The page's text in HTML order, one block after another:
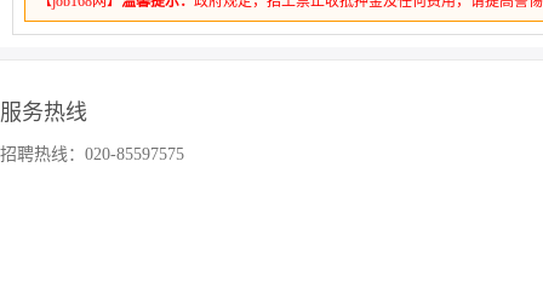
服务热线
招聘热线：020-85597575